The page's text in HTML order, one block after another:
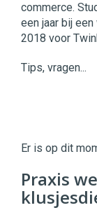
commerce.
een jaar bij
2018 voor
Tips, vragen...
Commerce
9654
Er is op dit
Praxis